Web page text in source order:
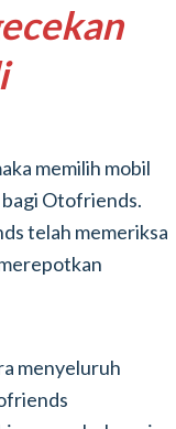
memilih mobil
Otofriends.
telah memeriksa
menyeluruh